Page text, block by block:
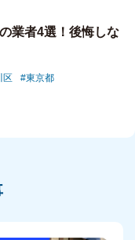
業者4選！後悔しな
区 東京都